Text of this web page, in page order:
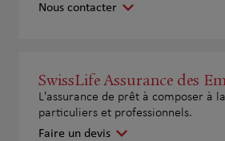
Nous contacter
SwissLife Assurance des
L'assurance de prêt à composer à
particuliers et professionnels.
Faire un devis